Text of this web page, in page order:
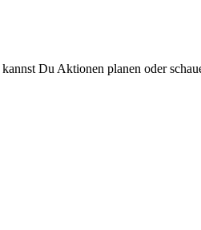
Du Aktionen planen oder